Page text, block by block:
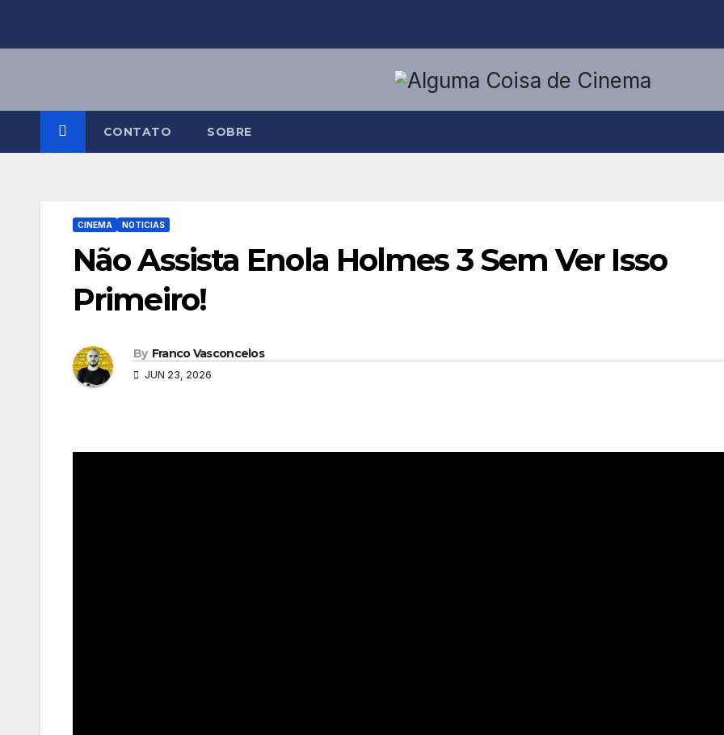
CONTATO SOBRE
CINEMA NOTICIAS
Não Assista Enola Holmes 3 Sem Ver Isso
Primeiro!
By Franco Vasconcelos
JUN 23, 2026